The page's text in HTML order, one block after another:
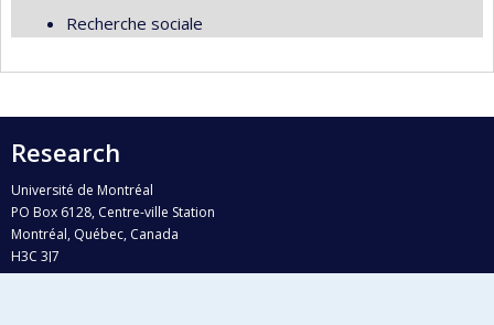
Recherche sociale
Research
Université de Montréal
PO Box 6128, Centre-ville Station
Montréal, Québec, Canada
H3C 3J7